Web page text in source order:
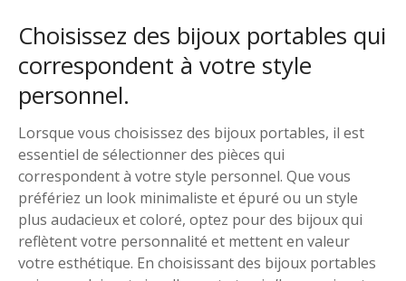
Choisissez des bijoux portables qui
correspondent à votre style
personnel.
Lorsque vous choisissez des bijoux portables, il est
essentiel de sélectionner des pièces qui
correspondent à votre style personnel. Que vous
préfériez un look minimaliste et épuré ou un style
plus audacieux et coloré, optez pour des bijoux qui
reflètent votre personnalité et mettent en valeur
votre esthétique. En choisissant des bijoux portables